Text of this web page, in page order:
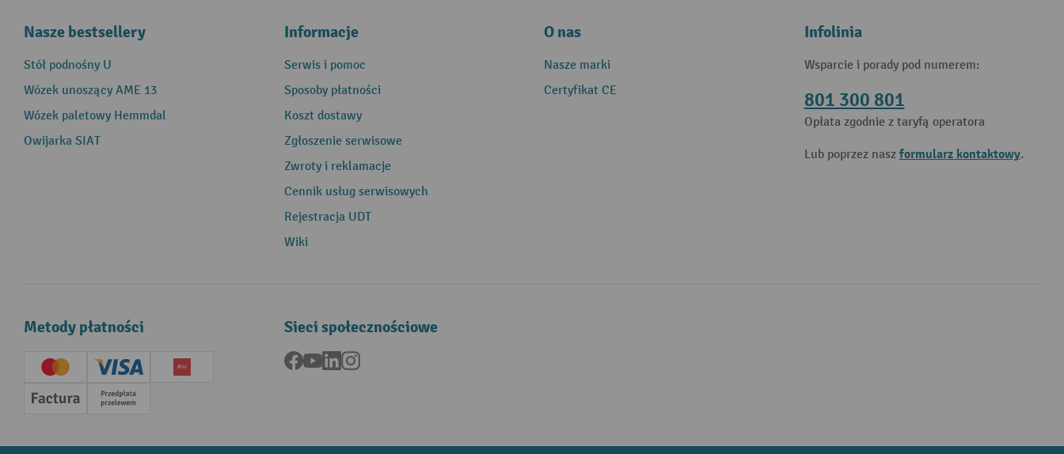
Nasze bestsellery
Stół podnośny U
Wózek unoszący AME 13
Wózek paletowy Hemmdal
Owijarka SIAT
Informacje
Serwis i pomoc
Sposoby płatności
Koszt dostawy
Zgłoszenie serwisowe
Zwroty i reklamacje
Cennik usług serwisowych
Rejestracja UDT
Wiki
O nas
Nasze marki
Certyfikat CE
Infolinia
Wsparcie i porady pod numerem:
801 300 801
Opłata zgodnie z taryfą operatora
Lub poprzez nasz formularz kontaktowy.
Metody płatności
Creditcard (Master)Creditcard (Visa)
P24
Factura Przedpłata
Sieci społecznościowe
Facebook
YouTubeLinkedInInstagram